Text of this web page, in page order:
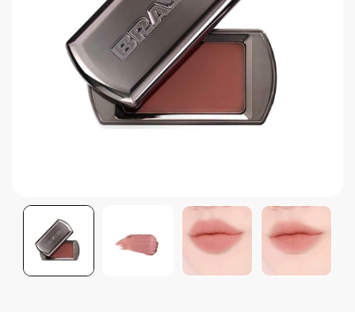
Protector Solar en Barra No.1
Parche para granitos
Rastrear mi Pedido
Parches para granitos internos
Parches para manchitas pos acné